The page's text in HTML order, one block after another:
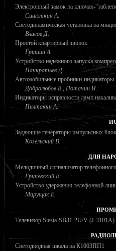
Электронный замок на ключах-
Синюткин А.
Светодинамическая установка на
Власов Д.
Простой квартирный звонок
Гришин А.
Устройство надежного запуска
Панкратьев Д.
Автомобильные пробники-индикаторы
Добролюбов В., Потачин И.
Индикаторы исправности ламп
Пилтакян А.
Задающие генераторы импульсных
Козельский В.
ДЛЯ
Мелодичный сигнализатор
Гриневский В.
Устройство удержания телефонной
Марущак Е.
Телевизор Siesta-SB31-2U/V (J-3101A)
Светодиодная шкала на К1003ПП1